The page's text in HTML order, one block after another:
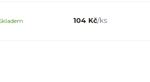
104 Kč/ks